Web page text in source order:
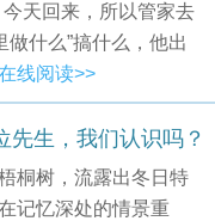
今天回来，所以管家去
做什么”搞什么，他出
线阅读>>
先生，我们认识吗？
桐树，流露出冬日特
记忆深处的情景重